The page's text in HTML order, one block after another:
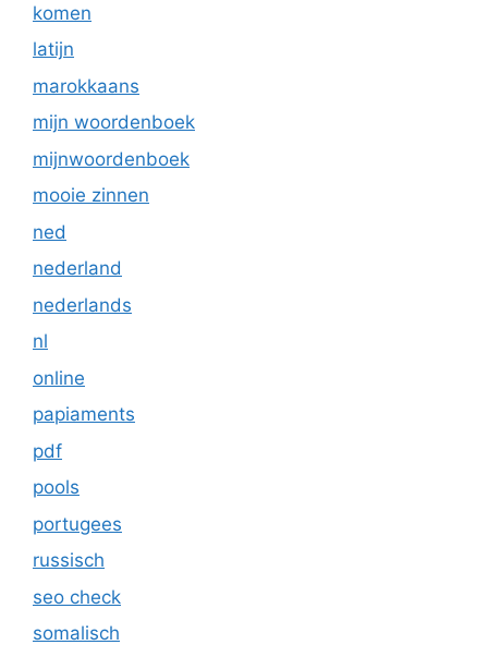
komen
latijn
marokkaans
mijn woordenboek
mijnwoordenboek
mooie zinnen
ned
nederland
nederlands
nl
online
papiaments
pdf
pools
portugees
russisch
seo check
somalisch